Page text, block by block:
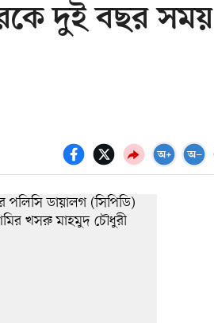
দুই বছর সময়